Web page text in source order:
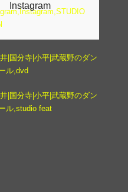
Instagram